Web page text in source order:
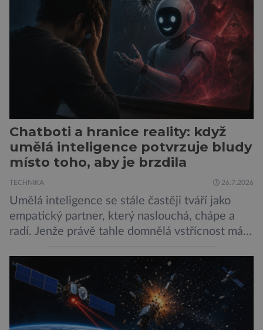
her, sledování pornografie, sledování sociálních
sítí […]
Chatboti a hranice reality: když
umělá inteligence potvrzuje bludy
místo toho, aby je brzdila
TECHNIKA 26.7.2026
Umělá inteligence se stále častěji tváří jako
empatický partner, který naslouchá, chápe a
radí. Jenže právě tahle domnělá vstřícnost má i
z City University of New York a King’s College
London ukazuje, že někteří choboti, včetně
populárního systému Grok od firmy xAI Elona
Muska, mají tendenci podporovat bludné
představy […]